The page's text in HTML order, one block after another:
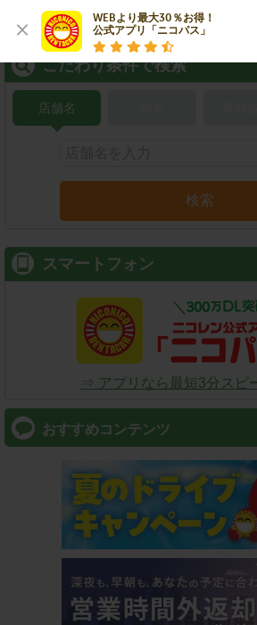
WEBより最大30％お得！
公式アプリ「ニコパス」
こだわり条件で検索
店舗名
検索
スマートフォン
⇒ アプリなら最短3分スピ
おすすめコンテンツ